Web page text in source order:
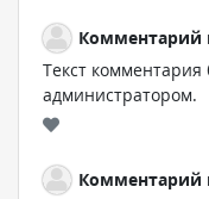
Комментарий
Текст комментария
администратором.
Комментарий